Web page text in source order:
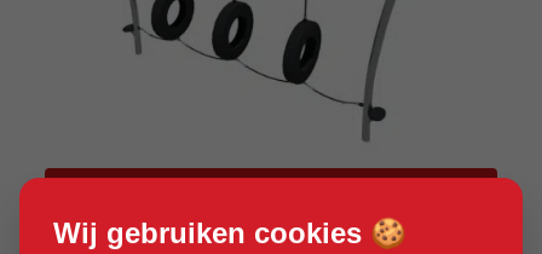
Wij gebruiken cookies 🍪